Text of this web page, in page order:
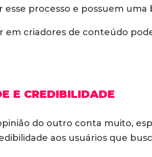
esse processo e possuem
em criadores de conteúdo
E CREDIBILIDADE
do outro conta muito,
aos usuários que